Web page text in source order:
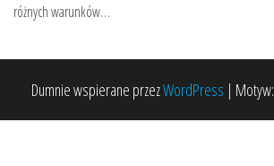
różnych warunków…
Dumnie wspierane przezWordPress | Motyw: